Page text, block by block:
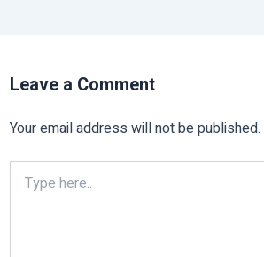
Leave a Comment
Your email address will not be published.
here..